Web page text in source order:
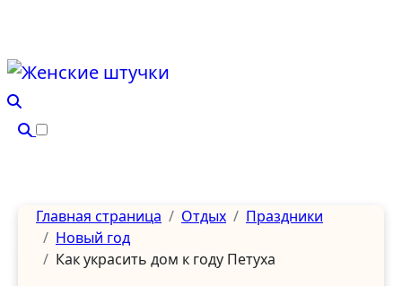
Главная страница Отдых
Праздники
Новый год
Как украсить дом к году Петуха